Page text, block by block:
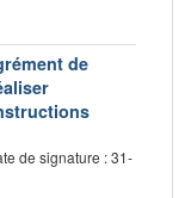
de
de signature : 31-